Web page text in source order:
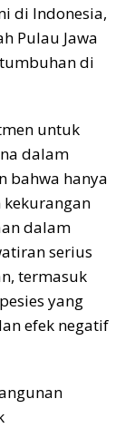
di Indonesia,
Pulau Jawa
di
untuk
dalam
bahwa hanya
dalam
serius
termasuk
yang
efek negatif